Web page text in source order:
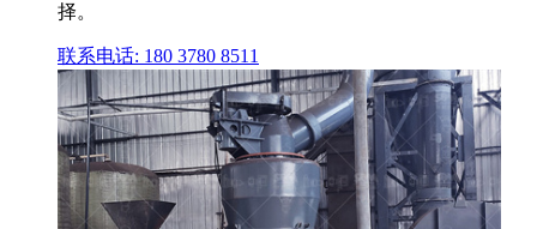
择。
联系电话: 180 3780 8511